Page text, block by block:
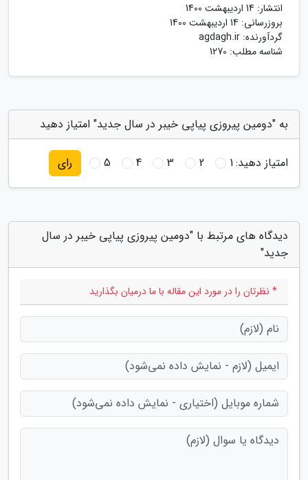
انتشار: 14 اردیبهشت 1400
بروزرسانی: 14 اردیبهشت 1400
گردآورنده: agdagh.ir
شناسه مطلب: 1270
به "دومین پیروزی پیاپی خیبر در سال جدید" امتیاز دهید
امتیاز دهید:1
2
3
4
5 رای
دیدگاه های مرتبط با "دومین پیروزی پیاپی خیبر در سال
جدید"
* نظرتان را در مورد این مقاله با ما درمیان بگذارید